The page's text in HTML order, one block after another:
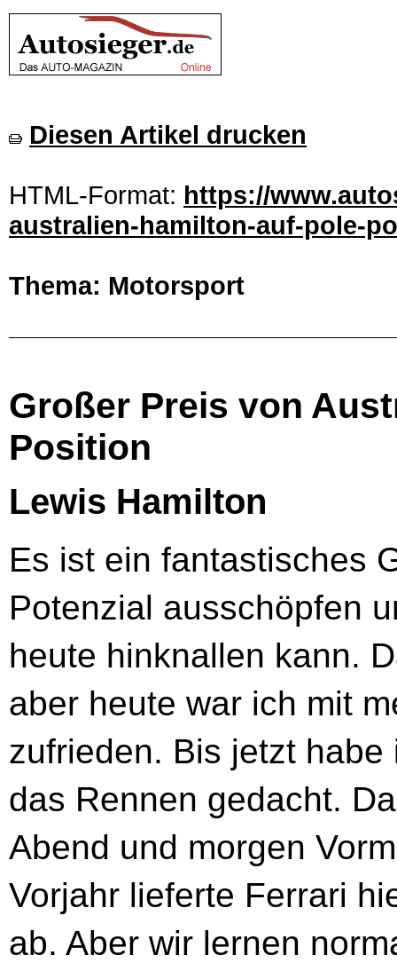
Diesen Artikel drucken
HTML-Format: https://
australien-hamilton-auf-pole-
Thema: Motorsport
Großer Preis von
Position
Lewis Hamilton
Es ist ein fantastisches
Potenzial ausschöpfen
heute hinknallen kann.
aber heute war ich mit
zufrieden. Bis jetzt
das Rennen gedacht.
Abend und morgen
Vorjahr lieferte Ferrari
ab. Aber wir lernen